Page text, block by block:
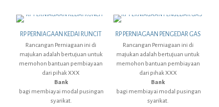
RP PERNIAGAAN KEDAI RUNCIT
Rancangan Perniagaan ini di
majukan adalah bertujuan untuk
memohon bantuan pembiayaan
dari pihak XXX
Bank
bagi membiayai modal pusingan
syarikat.
RP PERNIAGAAN PENGEDAR GAS
Rancangan Perniagaan ini di
majukan adalah bertujuan untuk
memohon bantuan pembiayaan
dari pihak XXX
Bank
bagi membiayai modal pusingan
syarikat.